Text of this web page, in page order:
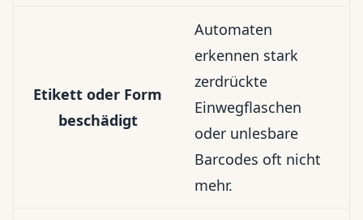
Etikett oder Form
beschädigt
Automaten
erkennen stark
zerdrückte
Einwegflaschen
oder unlesbare
Barcodes oft nicht
mehr.